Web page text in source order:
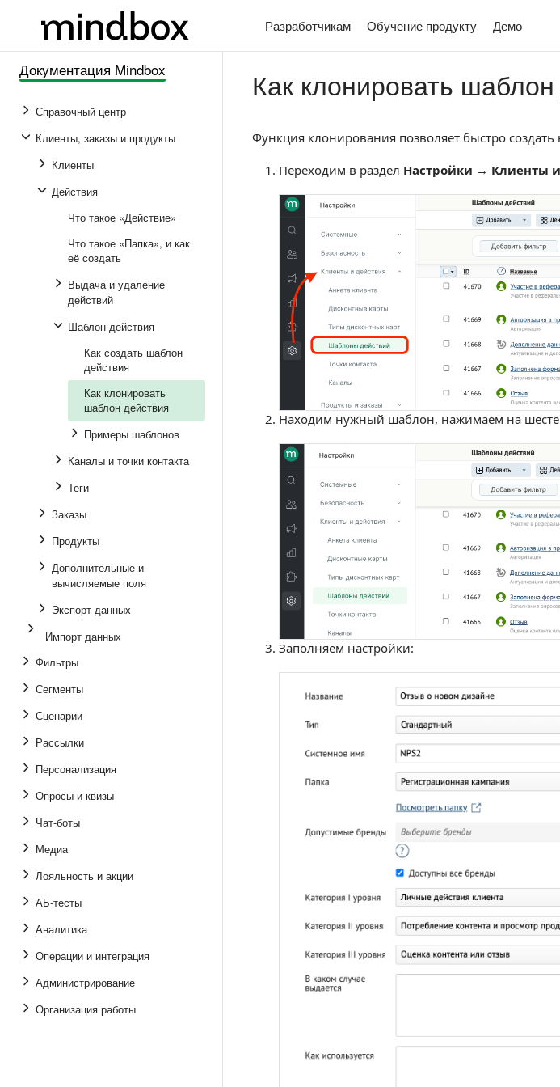
Разработчикам Обучение продукту Демо
Документация Mindbox
Справочный центр
Клиенты, заказы и продукты
Клиенты
Действия
Что такое «Действие»
Что такое «Папка», и как
её создать
Выдача и удаление
действий
Шаблон действия
Как создать шаблон
действия
Как клонировать
шаблон действия
Примеры шаблонов
Каналы и точки контакта
Теги
Заказы
Продукты
Дополнительные и
вычисляемые поля
Экспорт данных
Импорт данных
Фильтры
Сегменты
Сценарии
Рассылки
Персонализация
Опросы и квизы
Чат-боты
Медиа
Лояльность и акции
АБ-тесты
Аналитика
Операции и интеграция
Администрирование
Организация работы
Как клонировать
Функция клонирования позволяет быстро
Переходим в раздел Настройки → Клиенты
Находим нужный шаблон, нажимаем на
Заполняем настройки: